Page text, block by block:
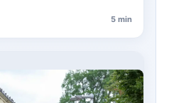
5 min